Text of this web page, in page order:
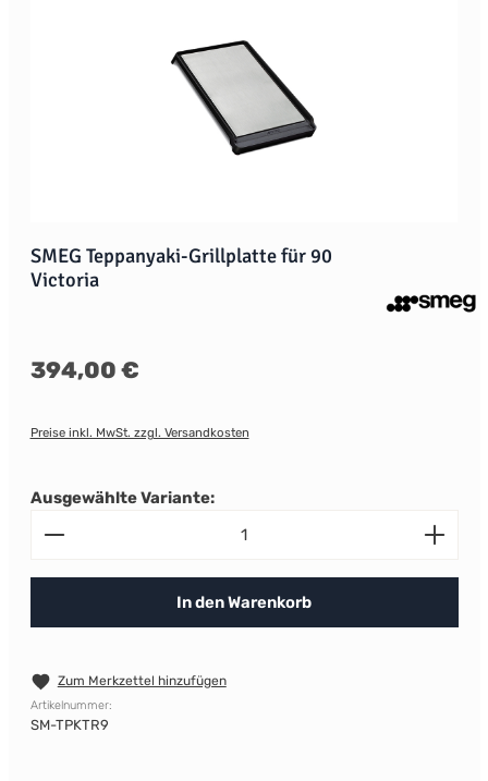
SMEG Teppanyaki-Grillplatte für 90
Victoria
Regulärer Preis:
394,00 €
Preise inkl. MwSt. zzgl. Versandkosten
Ausgewählte Variante:
Produkt Anzahl: Gib den gewünschten Wert ein
In den Warenkorb
Zum Merkzettel hinzufügen
Artikelnummer:
SM-TPKTR9